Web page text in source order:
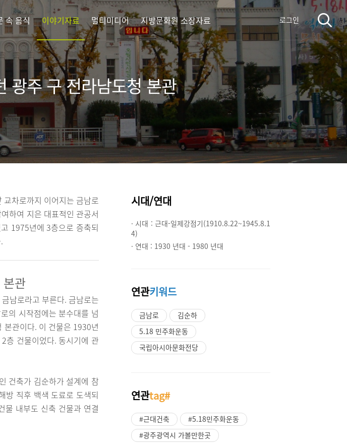
속 음식 이야기자료 멀티미디어 지방문화원 소장자료 로그인
광주 구 전라남도청 본관
차로까지 이어지는 금남로
하여 지은 대표적인 관공서
1975년에 3층으로 증축되
관
남로라고 부른다. 금남로는
의 시작점에는 분수대를 넘
본관이다. 이 건물은 1930년
층 건물이었다. 동시기에 관
건축가 김순하가 설계에 참
방 직후 백색 도료로 도색되
물 내부도 신축 건물과 연결
시대/연대
· 시대 : 근대-일제강점기(1910.8.22~1945.8.1
4)
· 연대 : 1930 년대 - 1980 년대
연관키워드
금남로
김순하
5.18 민주화운동
국립아시아문화전당
연관tag#
#근대건축
#5.18민주화운동
#광주광역시 가볼만한곳